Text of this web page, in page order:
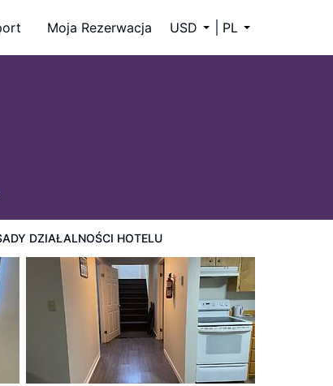
Moja Rezerwacja USD PL
DZIAŁALNOŚCI HOTELU